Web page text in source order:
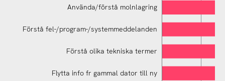
Använda/förstå molnlagring
Förstå fel-/program-/systemmeddelanden
Förstå olika tekniska termer
Flytta info fr gammal dator till ny